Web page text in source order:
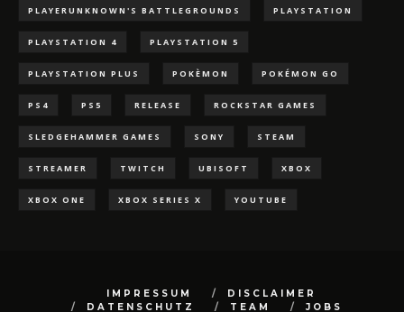
PLAYERUNKNOWN'S BATTLEGROUNDS PLAYSTATION
PLAYSTATION 4 PLAYSTATION 5
PLAYSTATION PLUS POKÈMON POKÉMON GO
PS4 PS5 RELEASE ROCKSTAR GAMES
SLEDGEHAMMER GAMES SONY STEAM
STREAMER TWITCH UBISOFT XBOX
XBOX ONE XBOX SERIES X YOUTUBE
IMPRESSUM
DISCLAIMER
DATENSCHUTZ
TEAM JOBS